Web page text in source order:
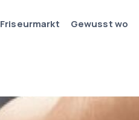
Friseurmarkt Gewusst wo